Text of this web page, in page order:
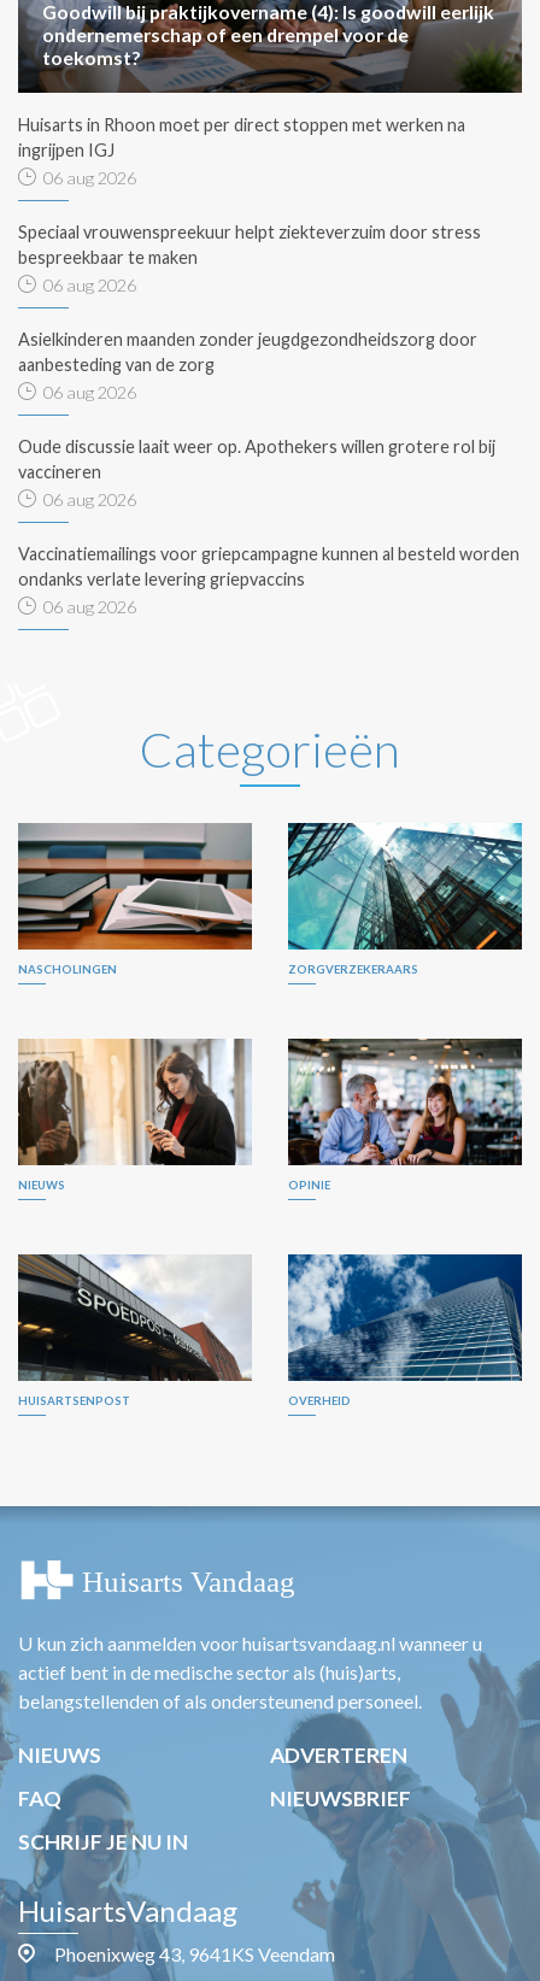
Goodwill bij praktijkovername (4): Is goodwill eerlijk
ondernemerschap of een drempel voor de
toekomst?
Huisarts in Rhoon moet per direct stoppen met werken na
ingrijpen IGJ
06 aug 2026
Speciaal vrouwenspreekuur helpt ziekteverzuim door stress
bespreekbaar te maken
06 aug 2026
Asielkinderen maanden zonder jeugdgezondheidszorg door
aanbesteding van de zorg
06 aug 2026
Oude discussie laait weer op. Apothekers willen grotere rol bij
vaccineren
06 aug 2026
Vaccinatiemailings voor griepcampagne kunnen al besteld worden
ondanks verlate levering griepvaccins
06 aug 2026
Categorieën
NASCHOLINGEN ZORGVERZEKERAARS
NIEUWS OPINIE
HUISARTSENPOST OVERHEID
U kun zich aanmelden voor huisartsvandaag.nl wanneer u
actief bent in de medische sector als (huis)arts,
belangstellenden of als ondersteunend personeel.
NIEUWS
ADVERTEREN
FAQ
NIEUWSBRIEF
SCHRIJF JE NU IN
HuisartsVandaag
Phoenixweg 43, 9641KS Veendam